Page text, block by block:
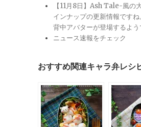
【11月8日】Ash Tale-風の
インナップの更新情報です
背中アバターが登場するよう
ニュース速報をチェック
おすすめ関連キャラ弁レシ